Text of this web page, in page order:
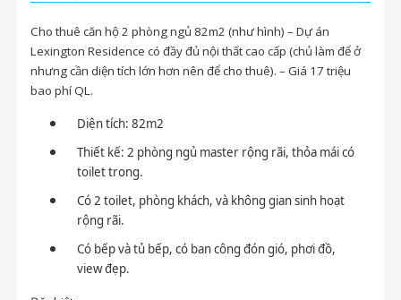
Cho thuê căn hộ 2 phòng ngủ 82m2 (như hình) – Dự án
Lexington Residence có đầy đủ nội thất cao cấp (chủ làm để ở
nhưng cần diện tích lớn hơn nên để cho thuê). – Giá 17 triệu
bao phí QL.
Diện tích: 82m2
Thiết kế: 2 phòng ngủ master rộng rãi, thỏa mái có
toilet trong.
Có 2 toilet, phòng khách, và không gian sinh hoạt
rộng rãi.
Có bếp và tủ bếp, có ban công đón gió, phơi đồ,
view đẹp.